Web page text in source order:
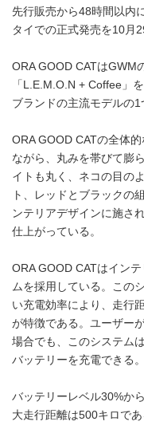
先行販売から48時間以内
タイでの正式発売を10月
ORA GOOD CATはGWM
「L.E.M.O.N + Coffee」
ブランドの主流モデルの1
ORA GOOD CATの全体
ながら、丸みを帯びて膨
イトも丸く、ネコの目の
ト、レッドとブラックの
ンテリアデザインに施さ
仕上がっている。
ORA GOOD CATはイン
ムを採用している。この
い充電効率により、走行
が特徴である。ユーザー
場合でも、このシステム
バッテリーを充電できる。
バッテリーレベル30%か
大走行距離は500キロであ